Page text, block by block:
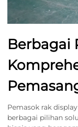
Berbagai
Pemasok rak
berbagai pilihan